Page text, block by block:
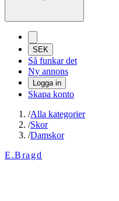
SEK
Så funkar det
Ny annons
Logga in
Skapa konto
/Alla kategorier
/Skor
/Damskor
E.Bragd